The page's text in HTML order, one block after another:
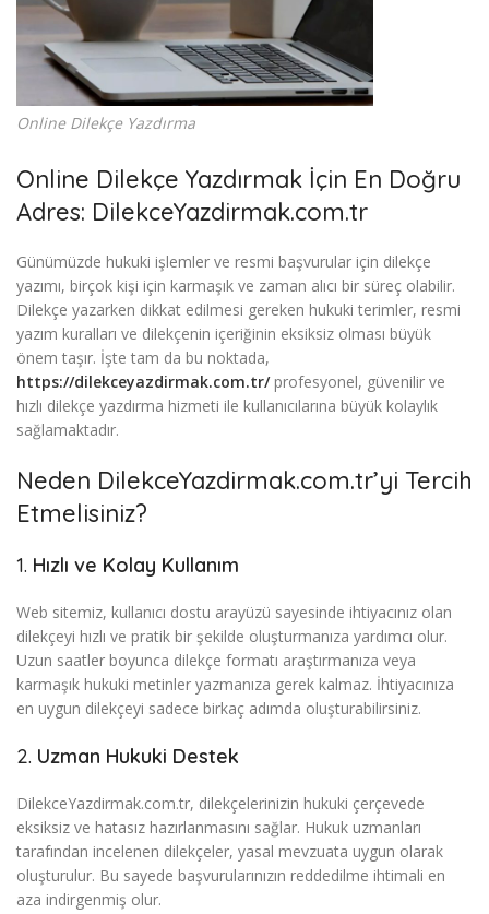
Online Dilekçe Yazdırma
Online Dilekçe Yazdırmak İçin En Doğru
Adres: DilekceYazdirmak.com.tr
Günümüzde hukuki işlemler ve resmi başvurular için dilekçe
yazımı, birçok kişi için karmaşık ve zaman alıcı bir süreç olabilir.
Dilekçe yazarken dikkat edilmesi gereken hukuki terimler, resmi
yazım kuralları ve dilekçenin içeriğinin eksiksiz olması büyük
önem taşır. İşte tam da bu noktada,
https://dilekceyazdirmak.com.tr/profesyonel, güvenilir ve
hızlı dilekçe yazdırma hizmeti ile kullanıcılarına büyük kolaylık
sağlamaktadır.
Neden DilekceYazdirmak.com.tr’yi Tercih
Etmelisiniz?
1. Hızlı ve Kolay Kullanım
Web sitemiz, kullanıcı dostu arayüzü sayesinde ihtiyacınız olan
dilekçeyi hızlı ve pratik bir şekilde oluşturmanıza yardımcı olur.
Uzun saatler boyunca dilekçe formatı araştırmanıza veya
karmaşık hukuki metinler yazmanıza gerek kalmaz. İhtiyacınıza
en uygun dilekçeyi sadece birkaç adımda oluşturabilirsiniz.
2. Uzman Hukuki Destek
DilekceYazdirmak.com.tr, dilekçelerinizin hukuki çerçevede
eksiksiz ve hatasız hazırlanmasını sağlar. Hukuk uzmanları
tarafından incelenen dilekçeler, yasal mevzuata uygun olarak
oluşturulur. Bu sayede başvurularınızın reddedilme ihtimali en
aza indirgenmiş olur.